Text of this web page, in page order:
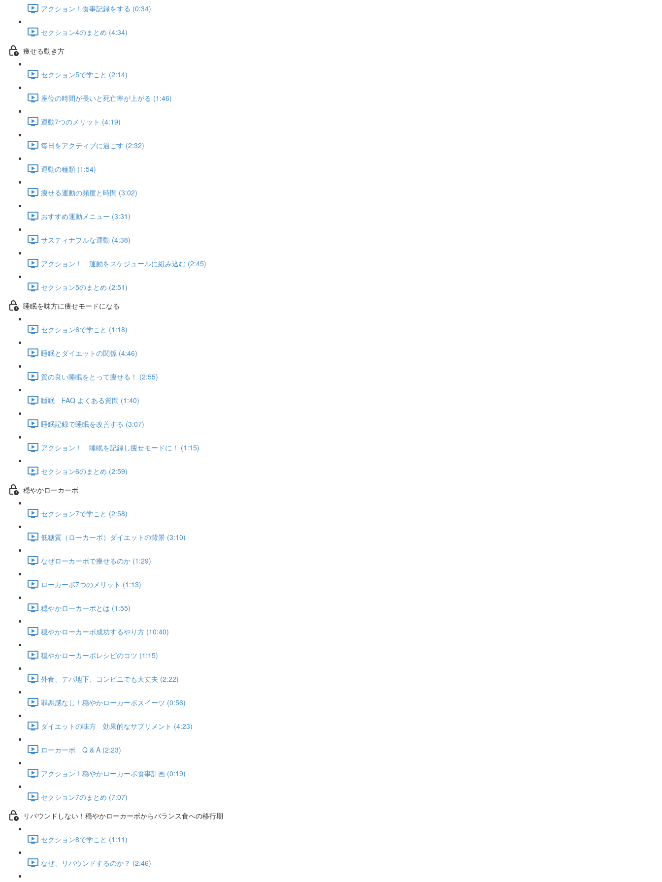
アクション！食事記録をする (0:34)
セクション4のまとめ (4:34)
痩せる動き方
セクション5で学こと (2:14)
座位の時間が長いと死亡率が上がる (1:46)
運動7つのメリット (4:19)
毎日をアクティブに過ごす (2:32)
運動の種類 (1:54)
痩せる運動の頻度と時間 (3:02)
おすすめ運動メニュー (3:31)
サスティナブルな運動 (4:38)
アクション！ 運動をスケジュールに組み込む (2:45)
セクション5のまとめ (2:51)
睡眠を味方に痩せモードになる
セクション6で学こと (1:18)
睡眠とダイエットの関係 (4:46)
質の良い睡眠をとって痩せる！ (2:55)
睡眠 FAQ よくある質問 (1:40)
睡眠記録で睡眠を改善する (3:07)
アクション！ 睡眠を記録し痩せモードに！ (1:15)
セクション6のまとめ (2:59)
穏やかローカーボ
セクション7で学こと (2:58)
低糖質（ローカーボ）ダイエットの背景 (3:10)
なぜローカーボで痩せるのか (1:29)
ローカーボ7つのメリット (1:13)
穏やかローカーボとは (1:55)
穏やかローカーボ成功するやり方 (10:40)
穏やかローカーボレシピのコツ (1:15)
外食、デパ地下、コンビニでも大丈夫 (2:22)
罪悪感なし！穏やかローカーボスイーツ (0:56)
ダイエットの味方 効果的なサプリメント (4:23)
ローカーボ Q & A (2:23)
アクション！穏やかローカーボ食事計画 (0:19)
セクション7のまとめ (7:07)
リバウンドしない！穏やかローカーボからバランス食への移行期
セクション8で学こと (1:11)
なぜ、リバウンドするのか？ (2:46)